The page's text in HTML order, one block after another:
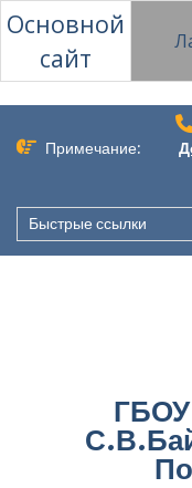
Основной
сайт
содержимому
Примечание:
Быстрые ссылки
ГБОУ